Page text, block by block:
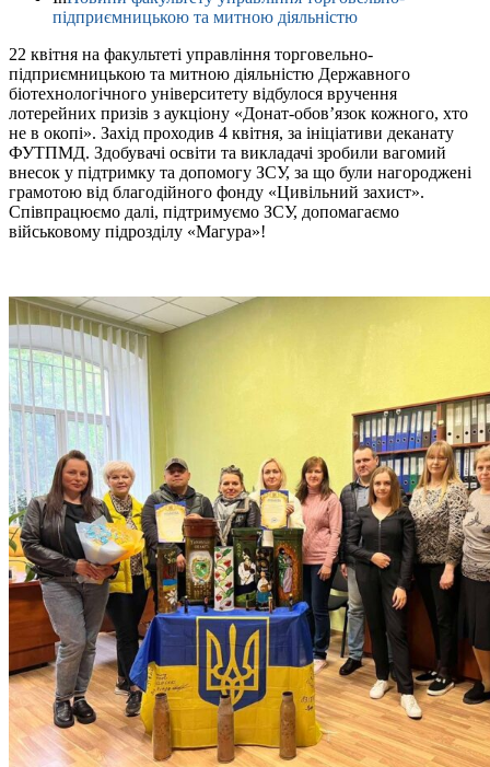
підприємницькою та митною діяльністю
22 квітня на факультеті управління торговельно-
підприємницькою та митною діяльністю Державного
біотехнологічного університету відбулося вручення
лотерейних призів з аукціону «Донат-обов’язок кожного, хто
не в окопі». Захід проходив 4 квітня, за ініціативи деканату
ФУТПМД. Здобувачі освіти та викладачі зробили вагомий
внесок у підтримку та допомогу ЗСУ, за що були нагороджені
грамотою від благодійного фонду «Цивільний захист».
Співпрацюємо далі, підтримуємо ЗСУ, допомагаємо
військовому підрозділу «Магура»!